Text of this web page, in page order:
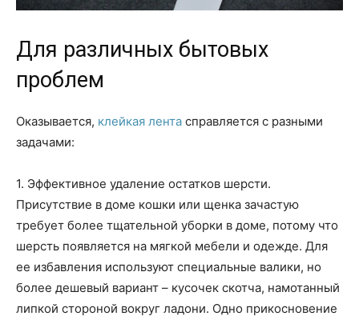
Для различных бытовых
проблем
Оказывается, клейкая лента справляется с разными
задачами:
1. Эффективное удаление остатков шерсти.
Присутствие в доме кошки или щенка зачастую
требует более тщательной уборки в доме, потому что
шерсть появляется на мягкой мебели и одежде. Для
ее избавления используют специальные валики, но
более дешевый вариант – кусочек скотча, намотанный
липкой стороной вокруг ладони. Одно прикосновение